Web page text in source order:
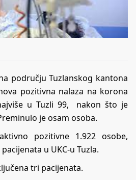
području Tuzlanskog kantona
pozitivna nalaza na korona
u Tuzli 99, nakon što je
je osam osoba.
pozitivne 1.922 osobe,
u UKC-u Tuzla.
tri pacijenata.